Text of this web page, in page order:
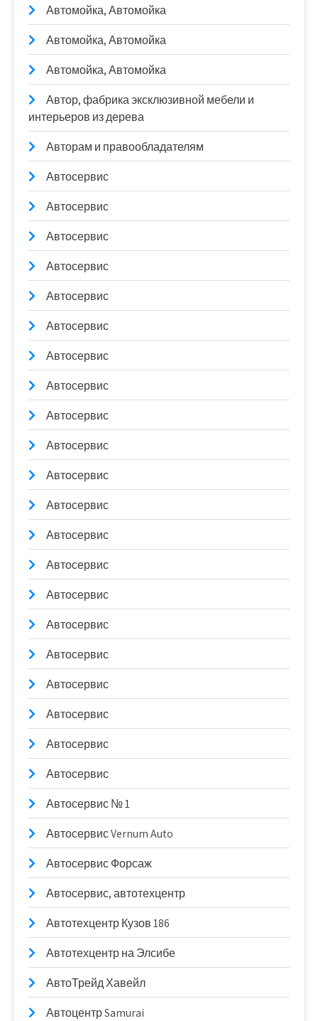
Автомойка, Автомойка
Автомойка, Автомойка
Автомойка, Автомойка
Автор, фабрика эксклюзивной мебели и
интерьеров из дерева
Авторам и правообладателям
Автосервис
Автосервис
Автосервис
Автосервис
Автосервис
Автосервис
Автосервис
Автосервис
Автосервис
Автосервис
Автосервис
Автосервис
Автосервис
Автосервис
Автосервис
Автосервис
Автосервис
Автосервис
Автосервис
Автосервис
Автосервис
Автосервис № 1
Автосервис Vernum Auto
Автосервис Форсаж
Автосервис, автотехцентр
Автотехцентр Кузов 186
Автотехцентр на Элсибе
АвтоТрейд Хавейл
Автоцентр Samurai